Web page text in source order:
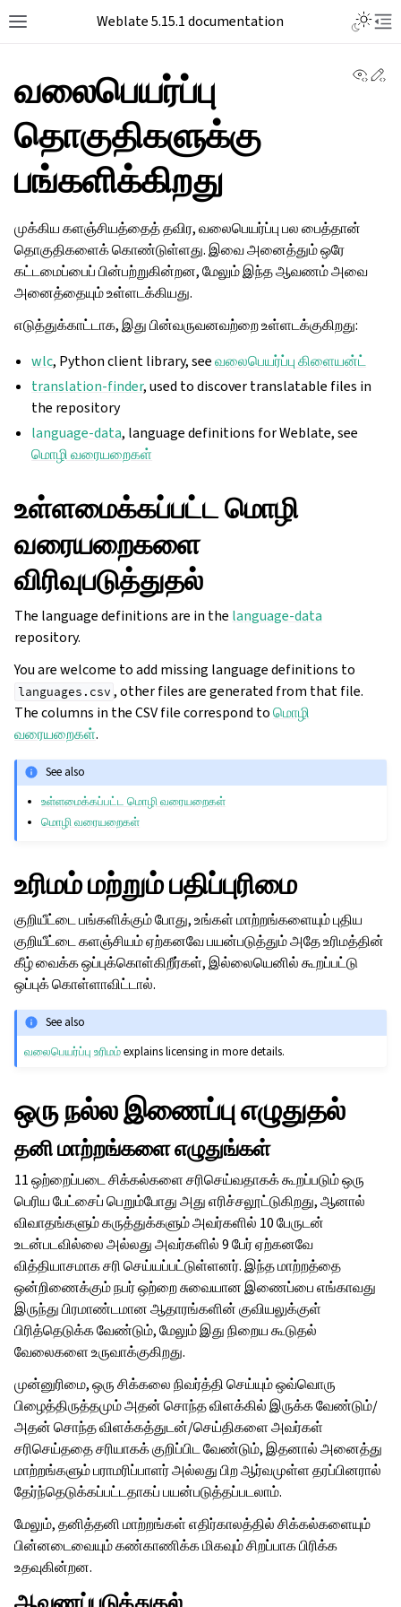
Weblate 5.15.1 documentation
வலைபெயர்ப்பு
தொகுதிகளுக்கு
பங்களிக்கிறது
முக்கிய களஞ்சியத்தைத் தவிர, வலைபெயர்ப்பு பல பைத்தான்
தொகுதிகளைக் கொண்டுள்ளது. இவை அனைத்தும் ஒரே
கட்டமைப்பைப் பின்பற்றுகின்றன, மேலும் இந்த ஆவணம் அவை
அனைத்தையும் உள்ளடக்கியது.
எடுத்துக்காட்டாக, இது பின்வருவனவற்றை உள்ளடக்குகிறது:
wlc, Python client library, seeவலைபெயர்ப்பு கிளையன்ட்
translation-finder, used to discover translatable files in
the repository
language-data, language definitions for Weblate, see
மொழி வரையறைகள்
உள்ளமைக்கப்பட்ட மொழி
வரையறைகளை
விரிவுபடுத்துதல்
The language definitions are in the language-data
repository.
You are welcome to add missing language definitions to
languages.csv , other files are generated from that file.
The columns in the CSV file correspond toமொழி
வரையறைகள்.
See also
உள்ளமைக்கப்பட்ட மொழி வரையறைகள்
மொழி வரையறைகள்
உரிமம் மற்றும் பதிப்புரிமை
குறியீட்டை பங்களிக்கும் போது, உங்கள் மாற்றங்களையும் புதிய
குறியீட்டை களஞ்சியம் ஏற்கனவே பயன்படுத்தும் அதே உரிமத்தின்
கீழ் வைக்க ஒப்புக்கொள்கிறீர்கள், இல்லையெனில் கூறப்பட்டு
ஒப்புக் கொள்ளாவிட்டால்.
See also
வலைபெயர்ப்பு உரிமம்explains licensing in more details.
ஒரு நல்ல இணைப்பு எழுதுதல்
தனி மாற்றங்களை எழுதுங்கள்
11 ஒற்றைப்படை சிக்கல்களை சரிசெய்வதாகக் கூறப்படும் ஒரு
பெரிய பேட்சைப் பெறும்போது அது எரிச்சலூட்டுகிறது, ஆனால்
விவாதங்களும் கருத்துக்களும் அவர்களில் 10 பேருடன்
உடன்படவில்லை அல்லது அவர்களில் 9 பேர் ஏற்கனவே
வித்தியாசமாக சரி செய்யப்பட்டுள்ளனர். இந்த மாற்றத்தை
ஒன்றிணைக்கும் நபர் ஒற்றை சுவையான இணைப்பை எங்காவது
இருந்து பிரமாண்டமான ஆதாரங்களின் குவியலுக்குள்
பிரித்தெடுக்க வேண்டும், மேலும் இது நிறைய கூடுதல்
வேலைகளை உருவாக்குகிறது.
முன்னுரிமை, ஒரு சிக்கலை நிவர்த்தி செய்யும் ஒவ்வொரு
பிழைத்திருத்தமும் அதன் சொந்த விளக்கில் இருக்க வேண்டும்/
அதன் சொந்த விளக்கத்துடன்/செய்திகளை அவர்கள்
சரிசெய்ததை சரியாகக் குறிப்பிட வேண்டும், இதனால் அனைத்து
மாற்றங்களும் பராமரிப்பாளர் அல்லது பிற ஆர்வமுள்ள தரப்பினரால்
தேர்ந்தெடுக்கப்பட்டதாகப் பயன்படுத்தப்படலாம்.
மேலும், தனித்தனி மாற்றங்கள் எதிர்காலத்தில் சிக்கல்களையும்
பின்னடைவையும் கண்காணிக்க மிகவும் சிறப்பாக பிரிக்க
உதவுகின்றன.